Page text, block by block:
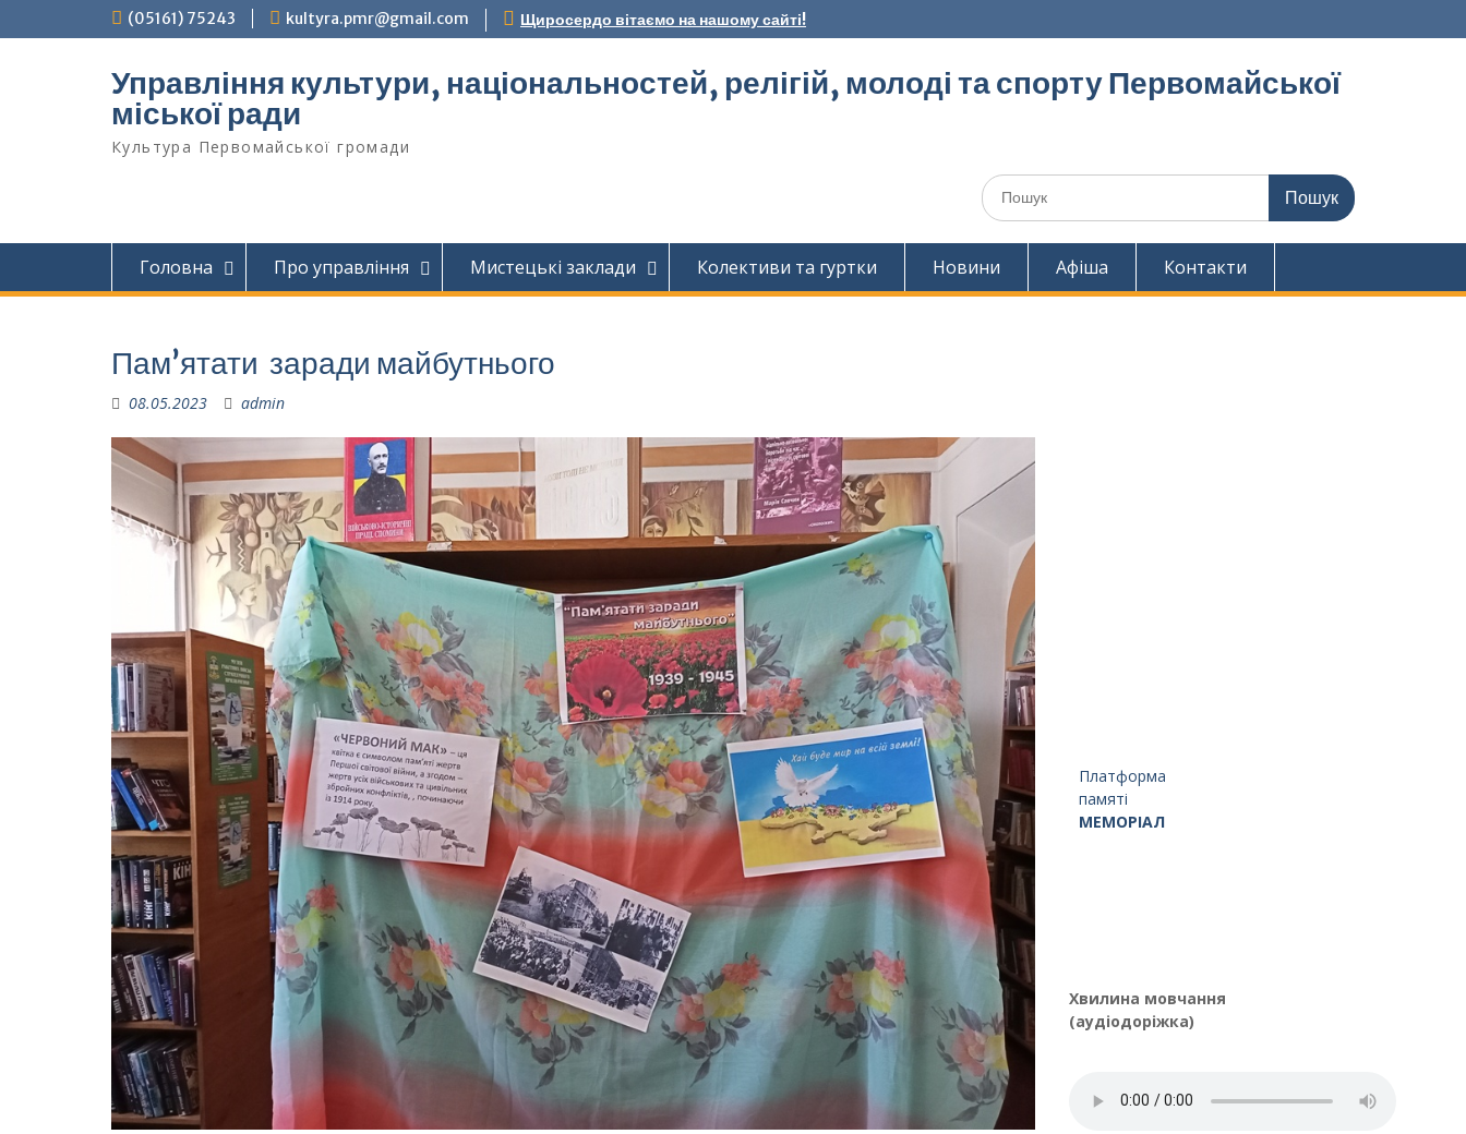
до
(05161) 75243 kultyra.pmr@gmail.com Щиросердо вітаємо на нашому сайті!
Управління культури, національностей, релігій, молоді та спорту Первомайської
міської ради
Культура Первомайcької громади
Шукати:
Головна Про управління Мистецькі заклади Колективи та гуртки Новини Афіша Контакти
Пам’ятати заради майбутнього
08.05.2023 admin
Платформа
памяті
МЕМОРІАЛ
Хвилина мовчання
(аудіодоріжка)